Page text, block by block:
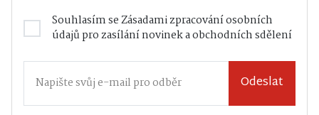
Souhlasím seZásadami zpracování osobních
údajůpro zasílání novinek a obchodních sdělení
Odeslat